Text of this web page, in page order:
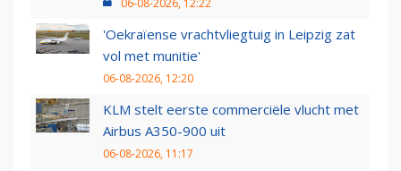
06-08-2026, 12:22
'Oekraïense vrachtvliegtuig in Leipzig zat
vol met munitie'
06-08-2026, 12:20
KLM stelt eerste commerciële vlucht met
Airbus A350-900 uit
06-08-2026, 11:17